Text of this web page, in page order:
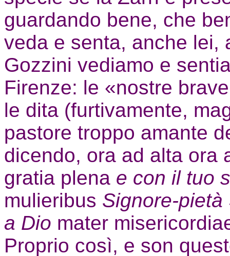
guardando bene, che
veda e senta, anche lei,
Gozzini vediamo e
Firenze: le «nostre
le dita (furtivamente,
pastore troppo amante
dicendo, ora ad alta ora
gratia plena e con il tuo
mulieribus Signore-pietà
a Dio mater
Proprio così, e son